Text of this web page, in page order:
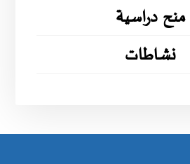
منح دراسية
نشاطات